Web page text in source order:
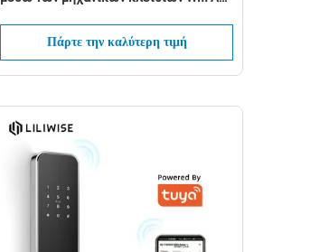
Πάρτε την καλύτερη τιμή